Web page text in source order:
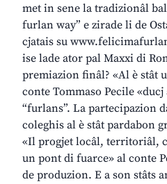
met in sene la tradizionâl
furlan way” e zirade li de
cjatais su
ise lade ator pal Maxxi di
premiazion finâl? «Al è stât
conte Tommaso Pecile
“furlans”. La partecipazion
coleghis al è stât pardabon
«Il progjet locâl, territoriâl,
un pont di fuarce» al conte
de produzion. E a son stâts